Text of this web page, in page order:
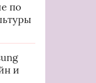
по
и